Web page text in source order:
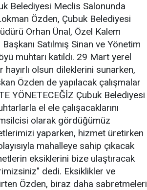
Belediyesi Meclis Salonunda
Özden, Çubuk Belediyesi
Orhan Ünal, Özel Kalem
Satılmış Sinan ve Yönetim
muhtarı katıldı. 29 Mart yerel
olsun dileklerini sunarken,
Özden de yapılacak çalışmalar
YÖNETECEĞİZ Çubuk Belediyesi
el ele çalışacaklarını
olarak gördüğümüz
yaparken, hizmet üretirken
mahalleye sahip çıkacak
eksiklerini bize ulaştıracak
dedi. Eksiklikler ve
Özden, biraz daha sabretmeleri